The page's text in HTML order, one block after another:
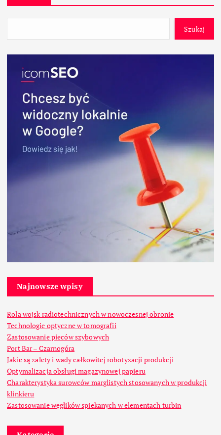
Szukaj
Najnowsze wpisy
Rola wojsk radiotechnicznych w nowoczesnej obronie
Technologie optyczne w tomografii
Zastosowanie pieców szybowych
Port Bar – Czarnogóra
Jakie są zalety i wady całkowitej robotyzacji produkcji
Optymalizacja obsługi magazynowej papieru
Charakterystyka surowców marglistych stosowanych w produkcji
klinkieru
Zastosowanie węglików spiekanych w elementach turbin